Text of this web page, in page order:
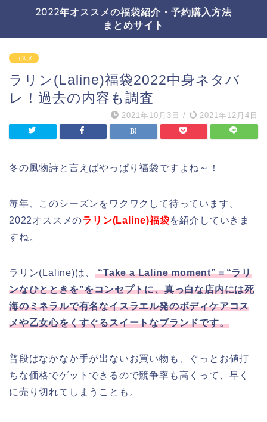
2022年オススメの福袋紹介・予約購入方法
まとめサイト
コスメ
ラリン(Laline)福袋2022中身ネタバ
レ！過去の内容も調査
2021年10月3日 / 2021年12月4日
冬の風物詩と言えばやっぱり福袋ですよね～！
毎年、このシーズンをワクワクして待っています。
2022オススメのラリン(Laline)福袋を紹介していきま
すね。
ラリン(Laline)は、“Take a Laline moment”＝“ラリ
ンなひとときを”をコンセプトに、真っ白な店内には死
海のミネラルで有名なイスラエル発のボディケアコス
メや乙女心をくすぐるスイートなブランドです。
普段はなかなか手が出ないお買い物も、ぐっとお値打
ちな価格でゲットできるので競争率も高くって、早く
に売り切れてしまうことも。